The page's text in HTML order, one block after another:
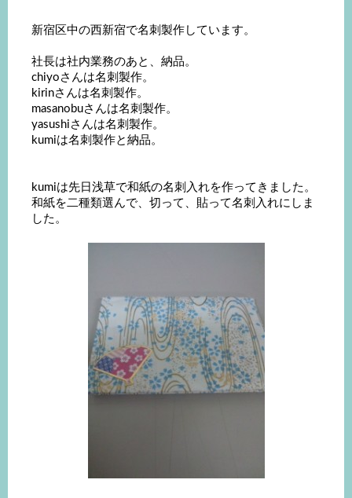
新宿区中の西新宿で名刺製作しています。
社長は社内業務のあと、納品。
chiyoさんは名刺製作。
kirinさんは名刺製作。
masanobuさんは名刺製作。
yasushiさんは名刺製作。
kumiは名刺製作と納品。
kumiは先日浅草で和紙の名刺入れを作ってきました。
和紙を二種類選んで、切って、貼って名刺入れにしま
した。